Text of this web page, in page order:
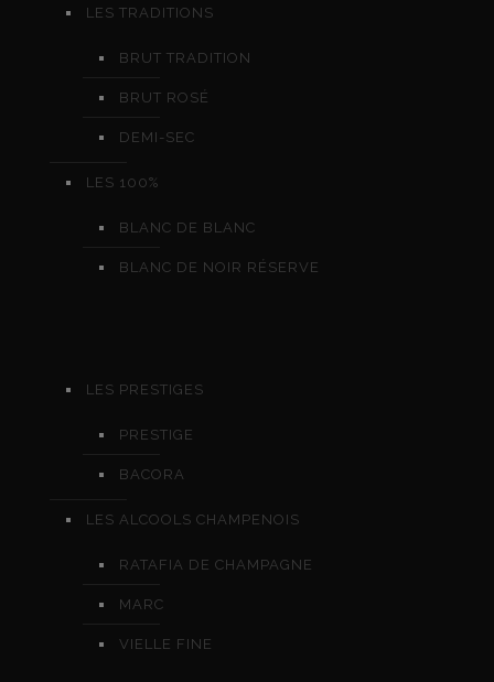
LES TRADITIONS
BRUT TRADITION
BRUT ROSÉ
DEMI-SEC
LES 100%
BLANC DE BLANC
BLANC DE NOIR RÉSERVE
LES PRESTIGES
PRESTIGE
BACORA
LES ALCOOLS CHAMPENOIS
RATAFIA DE CHAMPAGNE
MARC
VIELLE FINE